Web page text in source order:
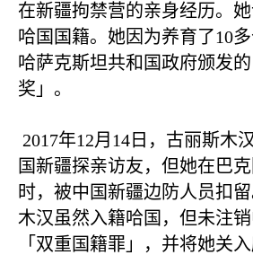
在新疆拘禁营的亲身经历。
哈国国籍。她因为养育了10
哈萨克斯坦共和国政府颁发
奖」。
2017年12月 14 日，古丽斯木
国新疆探亲访友，但她在巴
时，被中国新疆边防人员扣
木汉虽然入籍哈国，但未注
「双重国籍罪」，并将她关